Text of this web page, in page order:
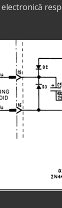
electronică